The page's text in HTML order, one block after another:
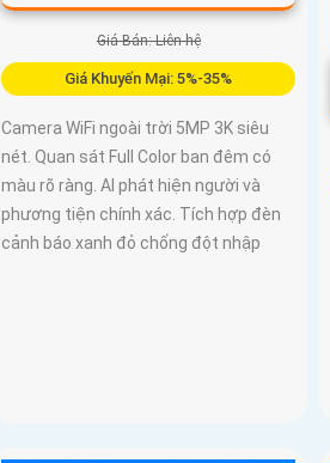
Giá Bán: Liên hệ
Giá Khuyến Mại: 5%-35%
Camera WiFi ngoài trời 5MP 3K siêu
nét. Quan sát Full Color ban đêm có
màu rõ ràng. AI phát hiện người và
phương tiện chính xác. Tích hợp đèn
cảnh báo xanh đỏ chống đột nhập